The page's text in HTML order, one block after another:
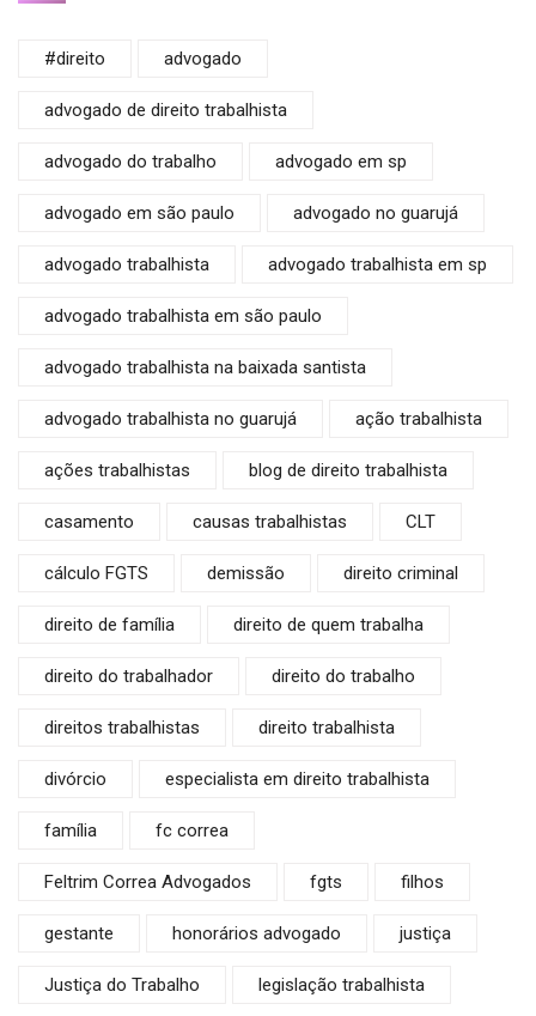
#direito advogado
advogado de direito trabalhista
advogado do trabalho advogado em sp
advogado em são paulo advogado no guarujá
advogado trabalhista advogado trabalhista em sp
advogado trabalhista em são paulo
advogado trabalhista na baixada santista
advogado trabalhista no guarujá ação trabalhista
ações trabalhistas blog de direito trabalhista
casamento causas trabalhistas CLT
cálculo FGTS demissão direito criminal
direito de família direito de quem trabalha
direito do trabalhador direito do trabalho
direitos trabalhistas direito trabalhista
divórcio especialista em direito trabalhista
família fc correa
Feltrim Correa Advogados fgts filhos
gestante honorários advogado justiça
Justiça do Trabalho legislação trabalhista